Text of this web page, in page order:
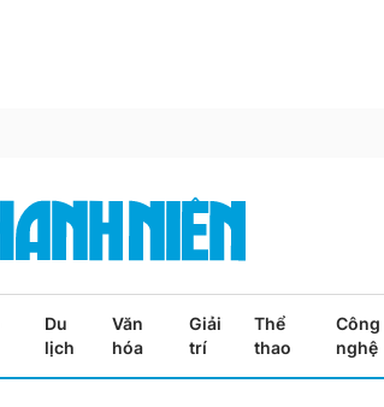
Du
lịch
Văn
hóa
Giải
trí
Thể
thao
Công
nghệ